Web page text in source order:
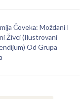
Čoveka: Moždani I
Živci (Ilustrovani
Od Grupa